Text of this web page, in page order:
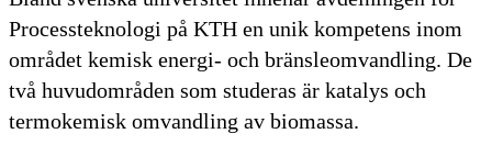
Processteknologi på KTH en unik kompetens inom
området kemisk energi- och bränsleomvandling. De
två huvudområden som studeras är katalys och
termokemisk omvandling av biomassa.